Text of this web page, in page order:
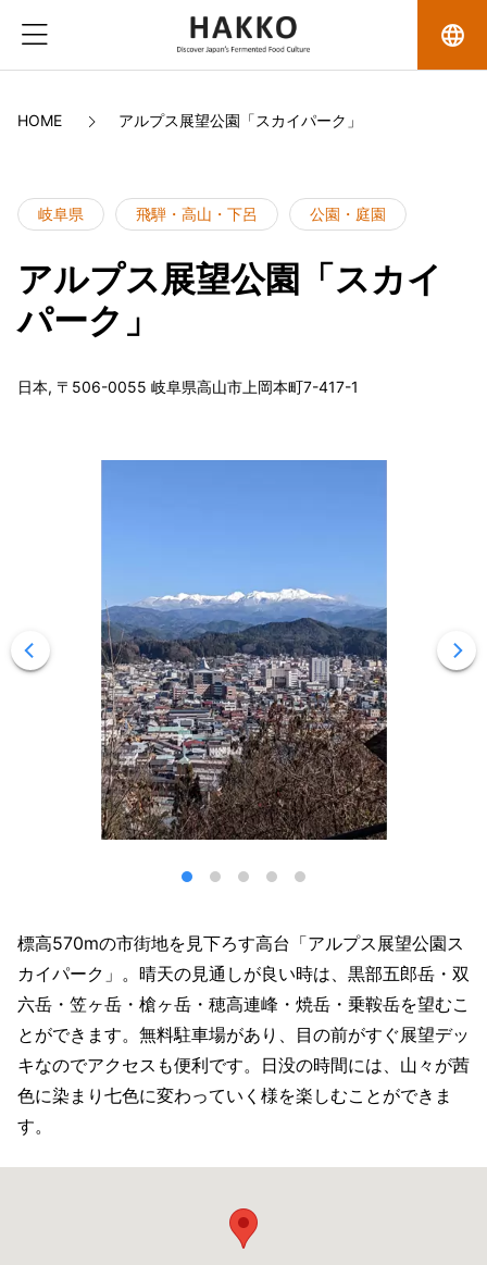
language
HOME アルプス展望公園「スカイパーク」
岐阜県 飛騨・高山・下呂 公園・庭園
アルプス展望公園「スカイ
パーク」
日本, 〒506-0055 岐阜県高山市上岡本町7-417-1
標高570mの市街地を見下ろす高台「アルプス展望公園ス
カイパーク」。晴天の見通しが良い時は、黒部五郎岳・双
六岳・笠ヶ岳・槍ヶ岳・穂高連峰・焼岳・乗鞍岳を望むこ
とができます。無料駐車場があり、目の前がすぐ展望デッ
キなのでアクセスも便利です。日没の時間には、山々が茜
色に染まり七色に変わっていく様を楽しむことができま
す。